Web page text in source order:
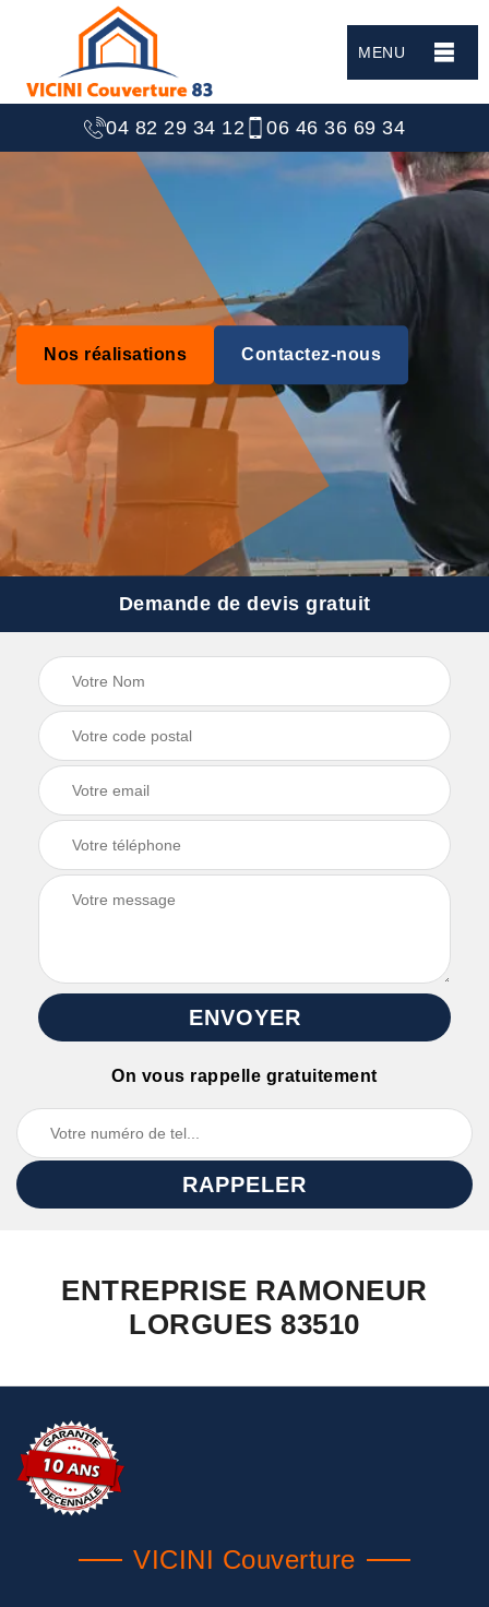
MENU
04 82 29 34 12 06 46 36 69 34
Nos réalisations Contactez-nous
Demande de devis gratuit
On vous rappelle gratuitement
ENTREPRISE RAMONEUR
LORGUES 83510
VICINI Couverture